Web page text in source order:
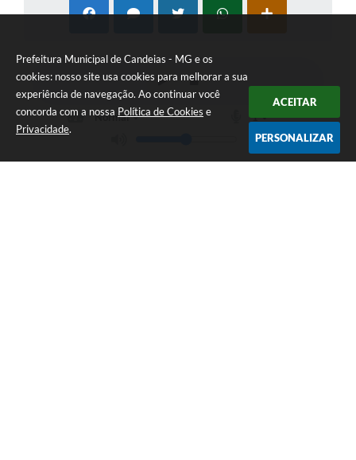
Prefeitura Municipal de Candeias - MG e os
cookies: nosso site usa cookies para melhorar a sua
experiência de navegação. Ao continuar você
concorda com a nossa Política de Cookies e
Privacidade.
ACEITAR
PERSONALIZAR